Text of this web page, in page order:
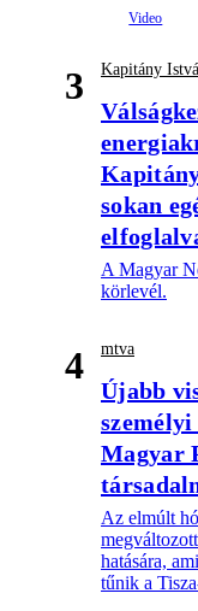
3 Kapitány
sokan
A Magyar
körlevél.
4 mtva
Újabb
Magyar
Az elmúlt
hatására,
tűnik a